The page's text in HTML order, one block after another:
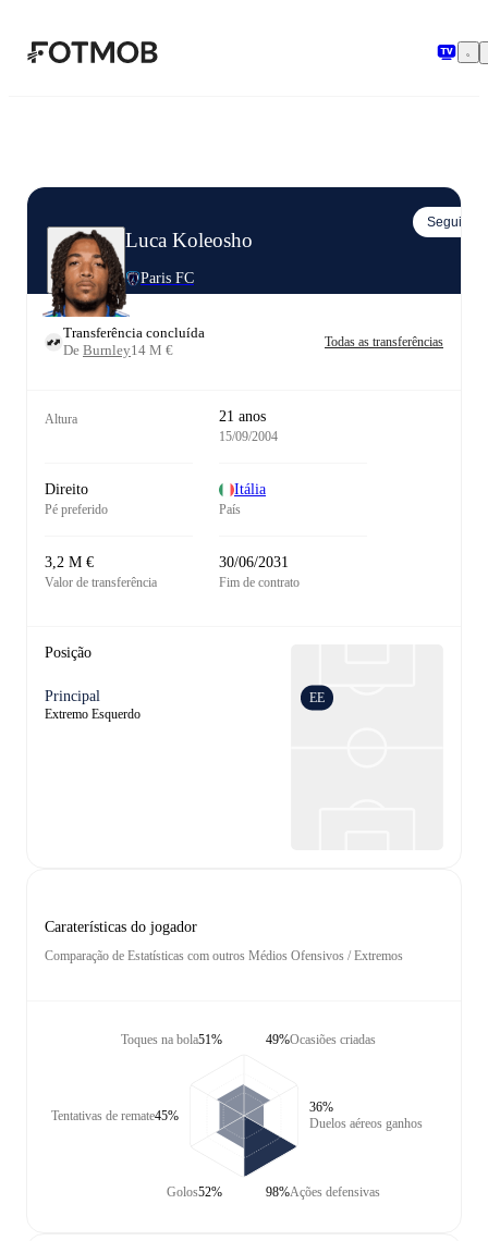
Luca Koleosho
Paris FC
Seguir
Transferência concluída
De Burnley14 M €
Todas as transferências
Altura 21 anos
15/09/2004
Direito
Pé preferido
Itália
País
3,2 M €
Valor de transferência
30/06/2031
Fim de contrato
Posição
Principal
Extremo Esquerdo
EE
Caraterísticas do jogador
Comparação de Estatísticas com outros Médios Ofensivos / Extremos
Toques na bola51%
Tentativas de remate45%
Golos52%
Ocasiões criadas
49%
Duelos aéreos ganhos
36%
Ações defensivas
98%